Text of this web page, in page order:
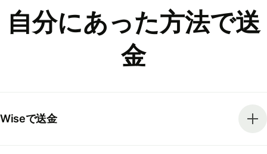
自分にあった方法で送
金
Wiseで送金